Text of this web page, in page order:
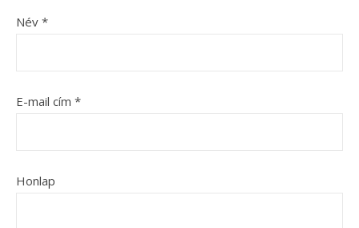
Név *
E-mail cím *
Honlap